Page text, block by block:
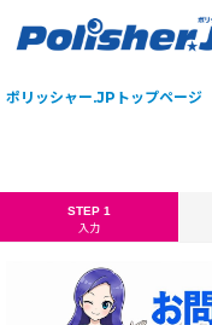
ポリッシャー.JPトップページ
STEP 1
入力